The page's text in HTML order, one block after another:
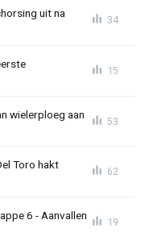
uit na
34
15
wielerploeg aan
53
Toro hakt
62
6 - Aanvallen
19